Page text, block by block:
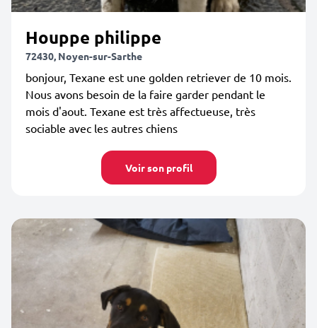
Houppe philippe
72430, Noyen-sur-Sarthe
bonjour, Texane est une golden retriever de 10 mois.
Nous avons besoin de la faire garder pendant le
mois d'aout. Texane est très affectueuse, très
sociable avec les autres chiens
Voir son profil